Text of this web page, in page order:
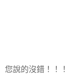
您說的沒錯！！！